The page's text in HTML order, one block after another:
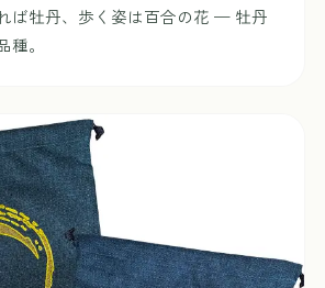
ば牡丹、歩く姿は百合の花 — 牡丹
。